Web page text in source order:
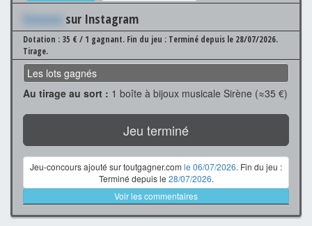
Xxxxxxx sur Instagram
Dotation : 35 € / 1 gagnant. Fin du jeu : Terminé depuis le 28/07/2026.
Tirage.
Les lots gagnés
Au tirage au sort : 1 boîte à bijoux musicale Sirène (≈35 €)
Jeu terminé
Jeu-concours ajouté sur toutgagner.com le 06/07/2026. Fin du jeu :
Terminé depuis le 28/07/2026.
Voir les commentaires